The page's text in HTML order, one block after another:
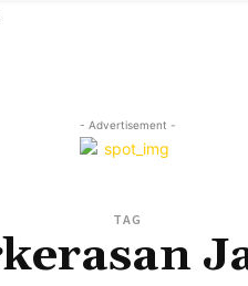
- Advertisement -
TAG